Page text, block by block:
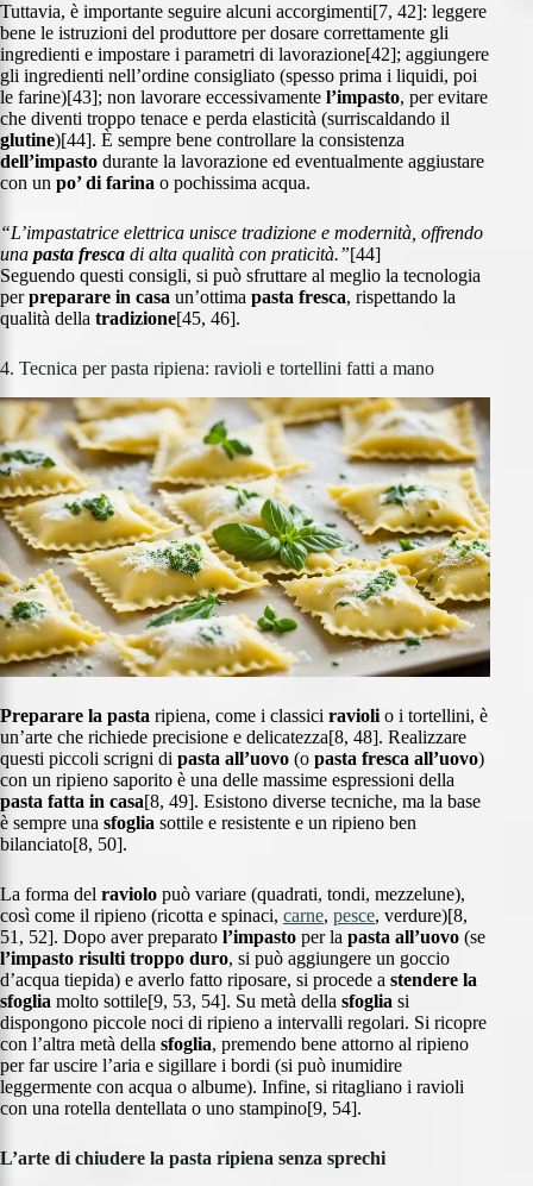
Tuttavia, è importante seguire alcuni accorgimenti[7, 42]: leggere
bene le istruzioni del produttore per dosare correttamente gli
ingredienti e impostare i parametri di lavorazione[42]; aggiungere
gli ingredienti nell’ordine consigliato (spesso prima i liquidi, poi
le farine)[43]; non lavorare eccessivamente l’impasto, per evitare
che diventi troppo tenace e perda elasticità (surriscaldando il
glutine)[44]. È sempre bene controllare la consistenza
dell’impasto durante la lavorazione ed eventualmente aggiustare
con un po’ di farina o pochissima acqua.
“L’impastatrice elettrica unisce tradizione e modernità, offrendo
una pasta fresca di alta qualità con praticità.”[44]
Seguendo questi consigli, si può sfruttare al meglio la tecnologia
perpreparare in casa un’ottima pasta fresca, rispettando la
qualità della tradizione[45, 46].
4. Tecnica per pasta ripiena: ravioli e tortellini fatti a mano
Preparare la pasta ripiena, come i classici raviolio i tortellini, è
un’arte che richiede precisione e delicatezza[8, 48]. Realizzare
questi piccoli scrigni di pasta all’uovo (o pasta fresca all’uovo)
con un ripieno saporito è una delle massime espressioni della
pasta fatta in casa[8, 49]. Esistono diverse tecniche, ma la base
è sempre una sfoglia sottile e resistente e un ripieno ben
bilanciato[8, 50].
La forma del raviolo può variare (quadrati, tondi, mezzelune),
così come il ripieno (ricotta e spinaci, carne, pesce, verdure)[8,
51, 52]. Dopo aver preparato l’impasto per la pasta all’uovo (se
l’impasto risulti troppo duro, si può aggiungere un goccio
d’acqua tiepida) e averlo fatto riposare, si procede a stendere la
sfoglia molto sottile[9, 53, 54]. Su metà della sfoglia si
dispongono piccole noci di ripieno a intervalli regolari. Si ricopre
con l’altra metà della sfoglia, premendo bene attorno al ripieno
per far uscire l’aria e sigillare i bordi (si può inumidire
leggermente con acqua o albume). Infine, si ritagliano i ravioli
con una rotella dentellata o uno stampino[9, 54].
L’arte di chiudere la pasta ripiena senza sprechi